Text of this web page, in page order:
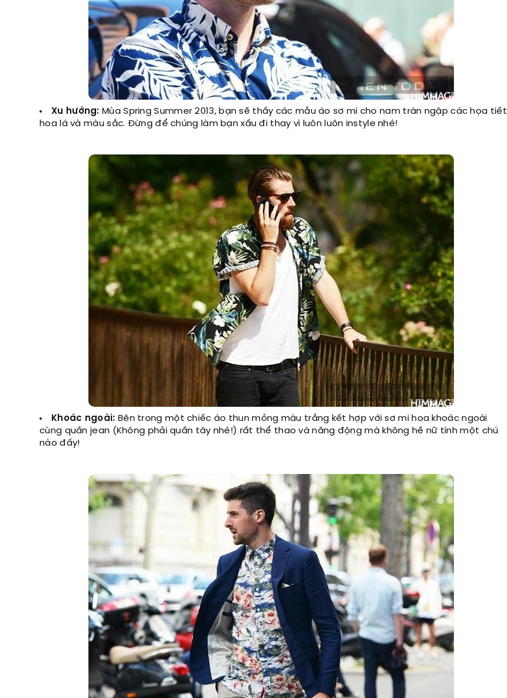
Xu hướng: Mùa Spring Summer 2013, bạn sẽ thấy các mẫu áo sơ mi cho nam tràn ngập các họa tiết
hoa lá và màu sắc. Đừng để chúng làm bạn xấu đi thay vì luôn luôn instyle nhé!
Khoác ngoài: Bên trong một chiếc áo thun mỏng màu trắng kết hợp với sơ mi hoa khoác ngoài
cùng quần jean (Không phải quần tây nhé!) rất thể thao và năng động mà không hề nữ tính một chú
nào đấy!